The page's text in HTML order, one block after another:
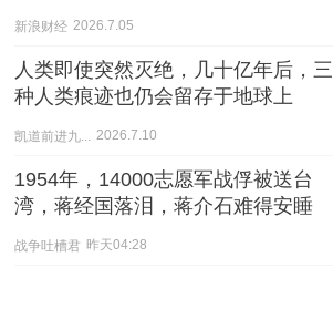
新浪财经 2026.7.05
人类即使突然灭绝，几十亿年后，三
种人类痕迹也仍会留存于地球上
凯道前进九... 2026.7.10
1954年，14000志愿军战俘被送台
湾，蒋经国落泪，蒋介石难得安睡
战争吐槽君 昨天04:28